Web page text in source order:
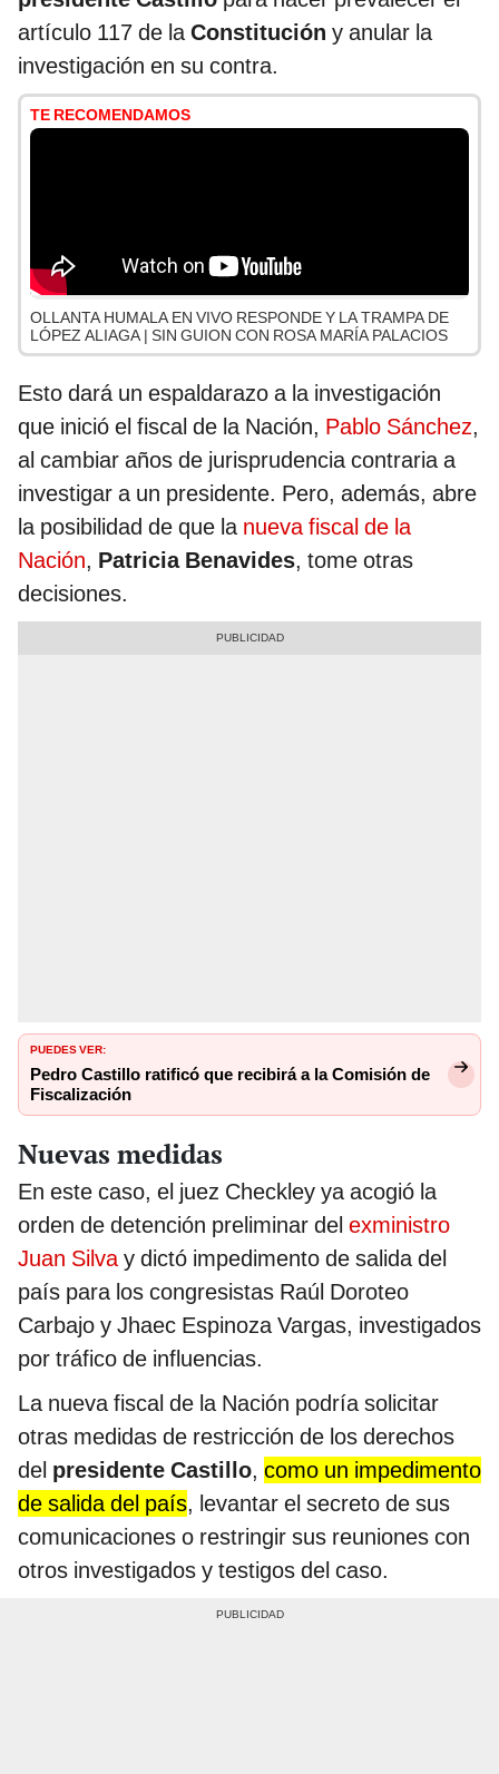
artículo 117 de laConstitución y anular la
investigación en su contra.
TE RECOMENDAMOS
OLLANTA HUMALA EN VIVO RESPONDE Y LA TRAMPA DE
LÓPEZ ALIAGA | SIN GUION CON ROSA MARÍA PALACIOS
Esto dará un espaldarazo a la investigación
que inició el fiscal de la Nación, Pablo Sánchez,
al cambiar años de jurisprudencia contraria a
investigar a un presidente. Pero, además, abre
la posibilidad de que la nueva fiscal de la
Nación, Patricia Benavides, tome otras
decisiones.
PUEDES VER:
Pedro Castillo ratificó que recibirá a la Comisión de
Fiscalización
Nuevas medidas
En este caso, el juez Checkley ya acogió la
orden de detención preliminar del exministro
Juan Silvay dictó impedimento de salida del
país para los congresistas Raúl Doroteo
Carbajo y Jhaec Espinoza Vargas, investigados
por tráfico de influencias.
La nueva fiscal de la Nación podría solicitar
otras medidas de restricción de los derechos
del presidente Castillo, como un impedimento
de salida del país, levantar el secreto de sus
comunicaciones o restringir sus reuniones con
otros investigados y testigos del caso.